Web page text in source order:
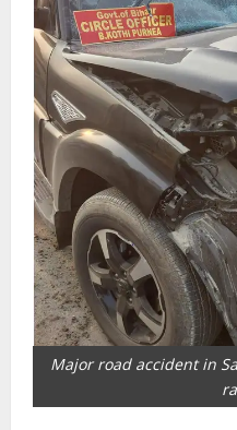
Major road accident in